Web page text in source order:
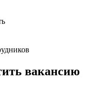
вакансию